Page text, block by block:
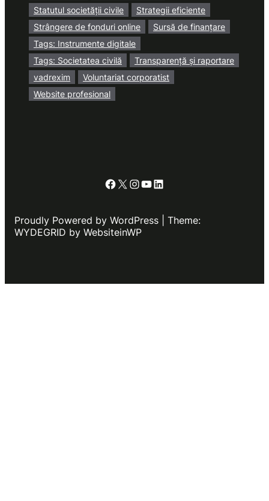
Statutul societății civile
Strategii eficiente
Strângere de fonduri online
Sursă de finanțare
Tags: Instrumente digitale
Tags: Societatea civilă
Transparență și raportare
vadrexim
Voluntariat corporatist
Website profesional
Facebook
X Instagram
YouTube
LinkedIn
Proudly Powered by WordPress | Theme:
WYDEGRID by WebsiteinWP